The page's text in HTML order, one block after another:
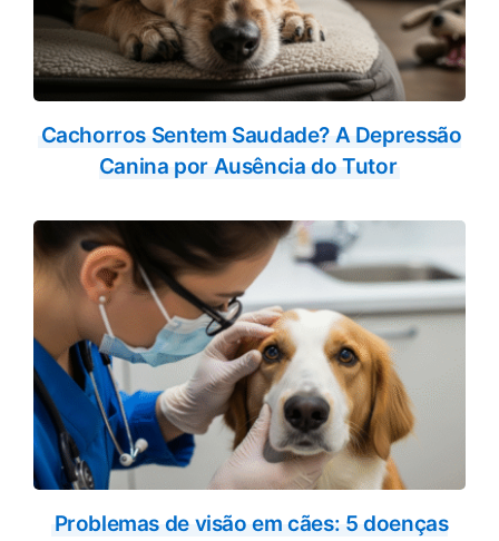
Cachorros Sentem Saudade? A Depressão
Canina por Ausência do Tutor
Problemas de visão em cães: 5 doenças